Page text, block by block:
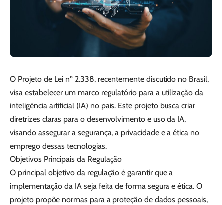
O Projeto de Lei nº 2.338, recentemente discutido no Brasil,
visa estabelecer um marco regulatório para a utilização da
inteligência artificial (IA) no país. Este projeto busca criar
diretrizes claras para o desenvolvimento e uso da IA,
visando assegurar a segurança, a privacidade e a ética no
emprego dessas tecnologias.
Objetivos Principais da Regulação
O principal objetivo da regulação é garantir que a
implementação da IA seja feita de forma segura e ética. O
projeto propõe normas para a proteção de dados pessoais,